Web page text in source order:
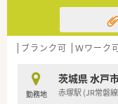
【勤務実態につい
■月単位の変形
一にしています。
■年間休日は115
■固定残業代は
と支給されます。
ブランク可 Ｗワーク
勤務地
茨城県 水戸
赤塚駅 (JR常磐